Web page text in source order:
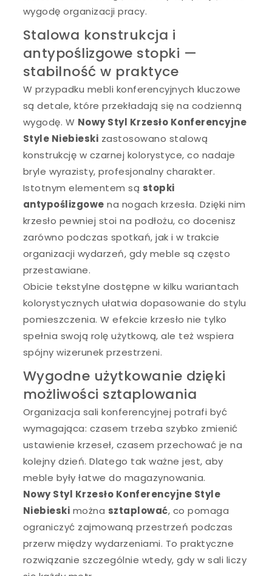
wygodę organizacji pracy.
Stalowa konstrukcja i
antypoślizgowe stopki —
stabilność w praktyce
W przypadku mebli konferencyjnych kluczowe
są detale, które przekładają się na codzienną
wygodę. W Nowy Styl Krzesło Konferencyjne
Style Niebieski zastosowano stalową
konstrukcję w czarnej kolorystyce, co nadaje
bryle wyrazisty, profesjonalny charakter.
Istotnym elementem są stopki
antypoślizgowe na nogach krzesła. Dzięki nim
krzesło pewniej stoi na podłożu, co docenisz
zarówno podczas spotkań, jak i w trakcie
organizacji wydarzeń, gdy meble są często
przestawiane.
Obicie tekstylne dostępne w kilku wariantach
kolorystycznych ułatwia dopasowanie do stylu
pomieszczenia. W efekcie krzesło nie tylko
spełnia swoją rolę użytkową, ale też wspiera
spójny wizerunek przestrzeni.
Wygodne użytkowanie dzięki
możliwości sztaplowania
Organizacja sali konferencyjnej potrafi być
wymagająca: czasem trzeba szybko zmienić
ustawienie krzeseł, czasem przechować je na
kolejny dzień. Dlatego tak ważne jest, aby
meble były łatwe do magazynowania.
Nowy Styl Krzesło Konferencyjne Style
Niebieski można sztaplować, co pomaga
ograniczyć zajmowaną przestrzeń podczas
przerw między wydarzeniami. To praktyczne
rozwiązanie szczególnie wtedy, gdy w sali liczy